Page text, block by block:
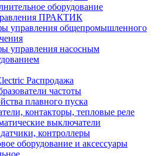
оборудование
ПРАКТИК
управления общепромышленного
управления насосным
Распродажа
частоты
плавного пуска
контакторы, тепловые реле
выключатели
контроллеры
оборудование и аксессуары